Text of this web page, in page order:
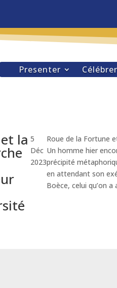
Presenter Célébrer
la 5
Déc
2023
Roue de la Fortune
Un homme hier
précipité
en attendant son
Boèce, celui qu’on a